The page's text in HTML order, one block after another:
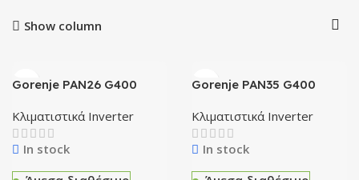
Show column
Gorenje PAN26 G400
Inverter A++/A+++ με WiFi
Κλιματιστικά Inverter
In stock
Gorenje PAN35 G400
Inverter BTU A++/A+++ με
WiFi
Κλιματιστικά Inverter
In stock